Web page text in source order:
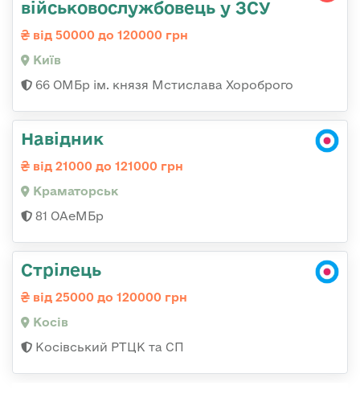
військовослужбовець у ЗСУ
від 50000 до 120000 грн
Київ
66 ОМБр ім. князя Мстислава Хороброго
Навідник
від 21000 до 121000 грн
Краматорськ
81 ОАеМБр
Стрілець
від 25000 до 120000 грн
Косів
Косівський РТЦК та СП